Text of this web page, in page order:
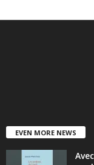
EVEN MORE NEWS